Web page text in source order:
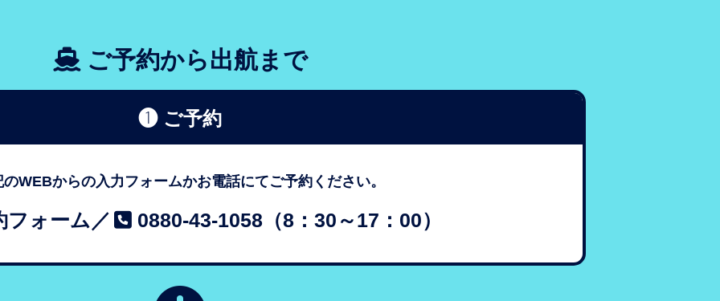
ご予約から出航まで
❶ ご予約
のWEBからの入力フォームかお電話にてご予約ください。
ォーム／ 0880-43-1058（8：30～17：00）